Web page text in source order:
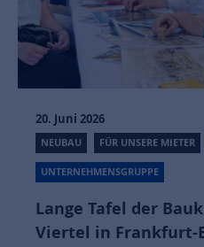
20. Juni 2026
NEUBAU FÜR UNSERE MIETER
UNTERNEHMENSGRUPPE
Lange Tafel der
Viertel in Frankfurt-